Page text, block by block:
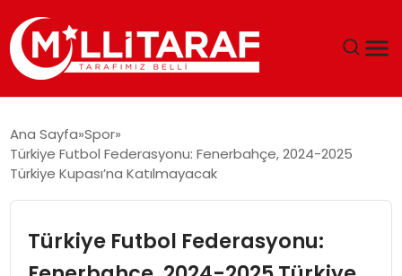
ÖZEL SAYFALAR
EKONOMI
Ana Sayfa Spor
Türkiye Futbol Federasyonu: Fenerbahçe, 2024-2025
Türkiye Kupası’na Katılmayacak
Türkiye Futbol Federasyonu: